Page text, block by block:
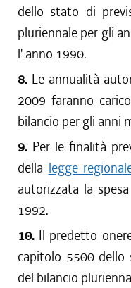
dello stato di
pluriennale per gli
l' anno 1990.
8. Le annualità
2009 faranno
bilancio per gli anni
9. Per le finalità
della legge
autorizzata la
1992.
10. Il predetto
capitolo 5500 dello
del bilancio